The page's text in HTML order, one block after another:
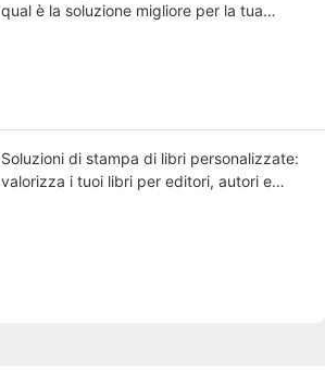
qual è la soluzione migliore per la tua
Soluzioni di stampa di libri personalizzate:
valorizza i tuoi libri per editori, autori e